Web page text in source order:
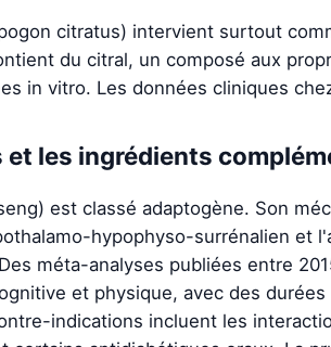
citratus) intervient surtout
du citral, un composé aux
in vitro. Les données cliniques
et les ingrédients
est classé adaptogène. Son
hypophyso-surrénalien et
méta-analyses publiées entre
et physique, avec des
indications incluent les